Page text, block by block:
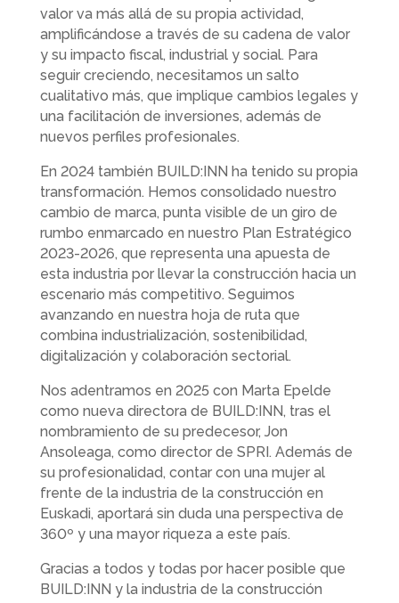
valor va más allá de su propia actividad,
amplificándose a través de su cadena de valor
y su impacto fiscal, industrial y social. Para
seguir creciendo, necesitamos un salto
cualitativo más, que implique cambios legales y
una facilitación de inversiones, además de
nuevos perfiles profesionales.
En 2024 también BUILD:INN ha tenido su propia
transformación. Hemos consolidado nuestro
cambio de marca, punta visible de un giro de
rumbo enmarcado en nuestro Plan Estratégico
2023-2026, que representa una apuesta de
esta industria por llevar la construcción hacia un
escenario más competitivo. Seguimos
avanzando en nuestra hoja de ruta que
combina industrialización, sostenibilidad,
digitalización y colaboración sectorial.
Nos adentramos en 2025 con Marta Epelde
como nueva directora de BUILD:INN, tras el
nombramiento de su predecesor, Jon
Ansoleaga, como director de SPRI. Además de
su profesionalidad, contar con una mujer al
frente de la industria de la construcción en
Euskadi, aportará sin duda una perspectiva de
360º y una mayor riqueza a este país.
Gracias a todos y todas por hacer posible que
BUILD:INN y la industria de la construcción